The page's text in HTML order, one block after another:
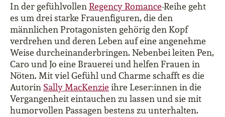
In der gefühlvollenRegency Romance-Reihe geht
es um drei starke Frauenfiguren, die den
männlichen Protagonisten gehörig den Kopf
verdrehen und deren Leben auf eine angenehme
Weise durcheinanderbringen. Nebenbei leiten Pen,
Caro und Jo eine Brauerei und helfen Frauen in
Nöten. Mit viel Gefühl und Charme schafft es die
Autorin Sally MacKenzie ihre Leser:innen in die
Vergangenheit eintauchen zu lassen und sie mit
humorvollen Passagen bestens zu unterhalten.